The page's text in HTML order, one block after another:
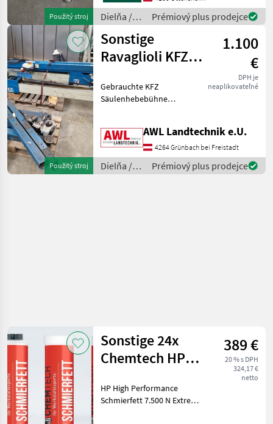
Použitý stroj
Dielňa /
Sonstige
Prémiový plus prodejce
Použitý stroj
Sonstige
Ravaglioli KFZ
1.100
€
DPH je
neaplikovateľné
Gebrauchte KFZ
Säulenhebebühne
einsatzbereit Dielňa
Vybavenie dielne
AWL Landtechnik e.U.
4264 Grünbach bei Freistadt
Dielňa /
Sonstige
Prémiový plus prodejce
Sonstige 24x
Chemtech HP
Schmierfett
389 €
20 % s DPH
324,17 €
netto
HP High Performance
Schmierfett 7.500 N Extrem